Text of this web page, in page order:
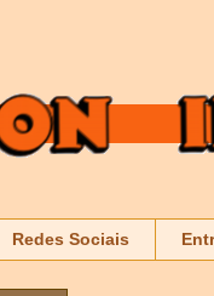
Redes Sociais